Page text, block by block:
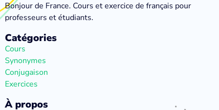
Bonjour de France. Cours et exercice de français pour
professeurs et étudiants.
Catégories
Cours
Synonymes
Conjugaison
Exercices
À propos